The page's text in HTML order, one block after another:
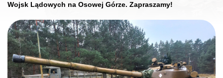
Wojsk Lądowych na Osowej Górze. Zapraszamy!